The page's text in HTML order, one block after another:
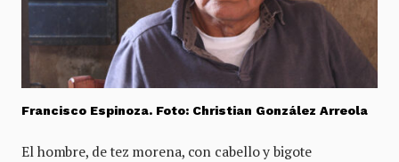
Francisco Espinoza. Foto: Christian González Arreola
El hombre, de tez morena, con cabello y bigote